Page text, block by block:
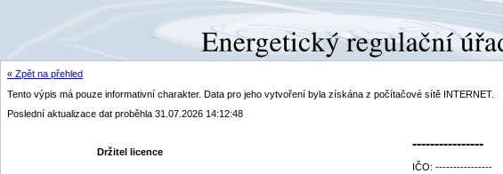
« Zpět na přehled
Tento výpis má pouze informativní charakter. Data pro jeho vytvoření byla získána z počítačové sítě INTERNET.
Poslední aktualizace dat proběhla 31.07.2026 14:12:48
Držitel licence
----------------
IČO: ----------------